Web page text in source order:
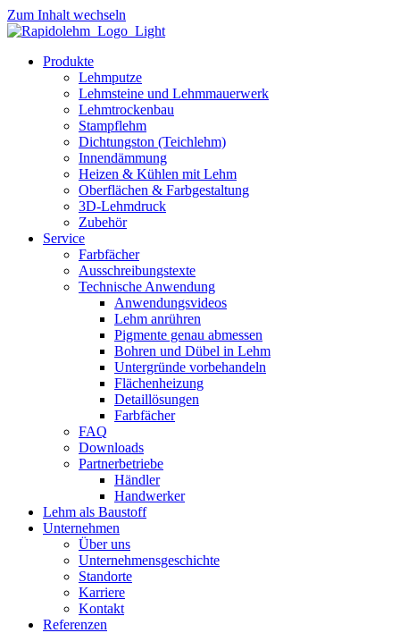
Zum Inhalt wechseln
Produkte
Lehmputze
Lehmsteine und Lehmmauerwerk
Lehmtrockenbau
Stampflehm
Dichtungston (Teichlehm)
Innendämmung
Heizen & Kühlen mit Lehm
Oberflächen & Farbgestaltung
3D-Lehmdruck
Zubehör
Service
Farbfächer
Ausschreibungstexte
Technische Anwendung
Anwendungsvideos
Lehm anrühren
Pigmente genau abmessen
Bohren und Dübel in Lehm
Untergründe vorbehandeln
Flächenheizung
Detaillösungen
Farbfächer
FAQ
Downloads
Partnerbetriebe
Händler
Handwerker
Lehm als Baustoff
Unternehmen
Über uns
Unternehmensgeschichte
Standorte
Karriere
Kontakt
Referenzen